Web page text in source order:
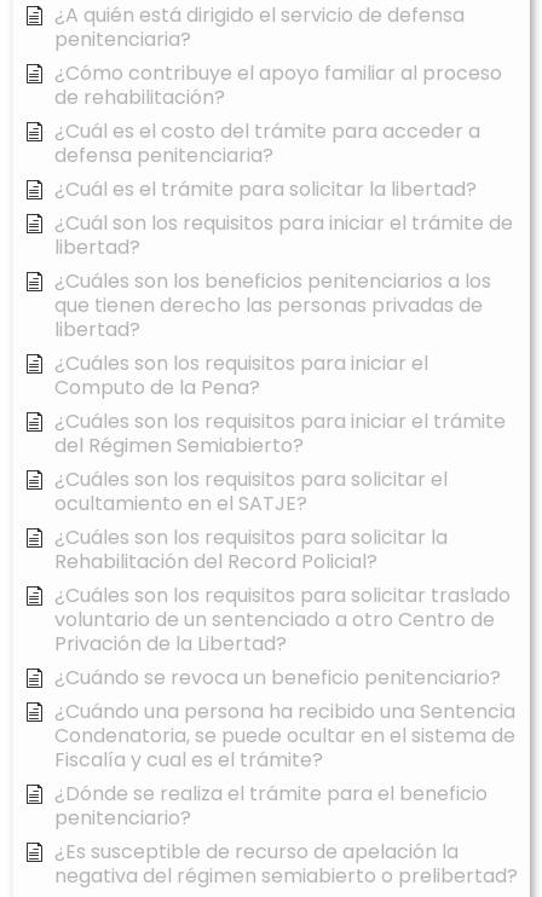
¿A quién está dirigido el servicio de defensa
penitenciaria?
¿Cómo contribuye el apoyo familiar al proceso
de rehabilitación?
¿Cuál es el costo del trámite para acceder a
defensa penitenciaria?
¿Cuál es el trámite para solicitar la libertad?
¿Cuál son los requisitos para iniciar el trámite de
libertad?
¿Cuáles son los beneficios penitenciarios a los
que tienen derecho las personas privadas de
libertad?
¿Cuáles son los requisitos para iniciar el
Computo de la Pena?
¿Cuáles son los requisitos para iniciar el trámite
del Régimen Semiabierto?
¿Cuáles son los requisitos para solicitar el
ocultamiento en el SATJE?
¿Cuáles son los requisitos para solicitar la
Rehabilitación del Record Policial?
¿Cuáles son los requisitos para solicitar traslado
voluntario de un sentenciado a otro Centro de
Privación de la Libertad?
¿Cuándo se revoca un beneficio penitenciario?
¿Cuándo una persona ha recibido una Sentencia
Condenatoria, se puede ocultar en el sistema de
Fiscalía y cual es el trámite?
¿Dónde se realiza el trámite para el beneficio
penitenciario?
¿Es susceptible de recurso de apelación la
negativa del régimen semiabierto o prelibertad?